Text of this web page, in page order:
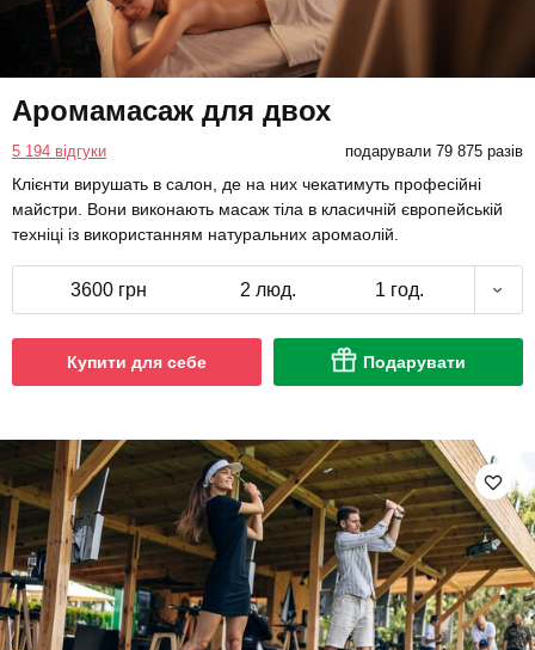
Аромамасаж для двох
5 194 відгуки подарували 79 875 разів
Клієнти вирушать в салон, де на них чекатимуть професійні
майстри. Вони виконають масаж тіла в класичній європейській
техніці із використанням натуральних аромаолій.
3600 грн 2 люд. 1 год.
Купити для себе Подарувати